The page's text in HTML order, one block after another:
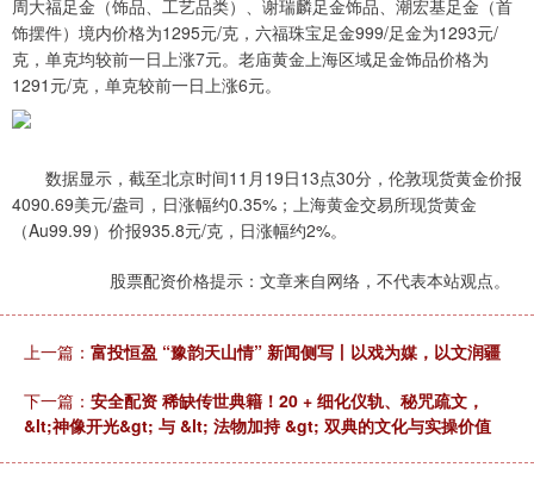
周大福足金（饰品、工艺品类）、谢瑞麟足金饰品、潮宏基足金（首
饰摆件）境内价格为1295元/克，六福珠宝足金999/足金为1293元/
克，单克均较前一日上涨7元。老庙黄金上海区域足金饰品价格为
1291元/克，单克较前一日上涨6元。
数据显示，截至北京时间11月19日13点30分，伦敦现货黄金价报
4090.69美元/盎司，日涨幅约0.35%；上海黄金交易所现货黄金
（Au99.99）价报935.8元/克，日涨幅约2%。
股票配资价格提示：文章来自网络，不代表本站观点。
上一篇： 富投恒盈 “豫韵天山情” 新闻侧写丨以戏为媒，以文润疆
下一篇： 安全配资 稀缺传世典籍！20 + 细化仪轨、秘咒疏文，
&lt;神像开光&gt; 与 &lt; 法物加持 &gt; 双典的文化与实操价值